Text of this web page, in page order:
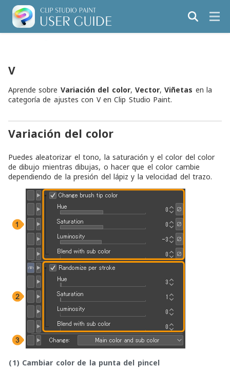
V
Aprende sobre Variación del color,Vector,Viñetas en la
categoría de ajustes con V en Clip Studio Paint.
Variación del color
Puedes aleatorizar el tono, la saturación y el color del color
de dibujo mientras dibujas, o hacer que el color cambie
dependiendo de la presión del lápiz y la velocidad del trazo.
(1) Cambiar color de la punta del pincel